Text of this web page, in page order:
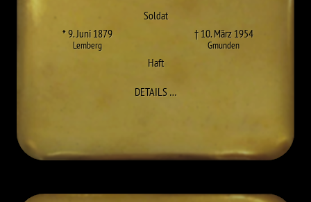
Soldat
* 9. Juni 1879
Lemberg
† 10. März 1954
Gmunden
Haft
DETAILS…ZU OSKAR ENGLISCH-POPPARICH